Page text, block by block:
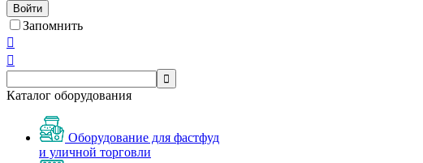
Войти
Запомнить



Каталог оборудования
Оборудование для фастфуд
и уличной торговли